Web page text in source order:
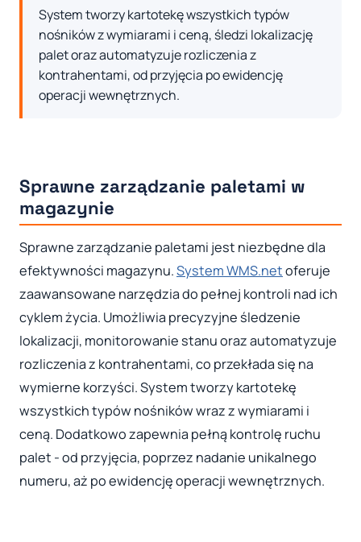
System tworzy kartotekę wszystkich typów
nośników z wymiarami i ceną, śledzi lokalizację
palet oraz automatyzuje rozliczenia z
kontrahentami, od przyjęcia po ewidencję
operacji wewnętrznych.
Sprawne zarządzanie paletami w
magazynie
Sprawne zarządzanie paletami jest niezbędne dla
efektywności magazynu.System WMS.netoferuje
zaawansowane narzędzia do pełnej kontroli nad ich
cyklem życia. Umożliwia precyzyjne śledzenie
lokalizacji, monitorowanie stanu oraz automatyzuje
rozliczenia z kontrahentami, co przekłada się na
wymierne korzyści. System tworzy kartotekę
wszystkich typów nośników wraz z wymiarami i
ceną. Dodatkowo zapewnia pełną kontrolę ruchu
palet - od przyjęcia, poprzez nadanie unikalnego
numeru, aż po ewidencję operacji wewnętrznych.